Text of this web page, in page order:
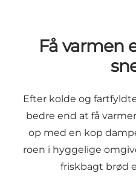
Få varmen
Efter kolde og
bedre end at få
op med en kop
roen i hyggelige
friskbagt brød